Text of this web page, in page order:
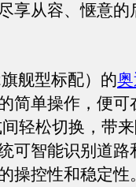
享从容、惬意的
舰型标配）的
简单操作，便可
轻松切换，带
可智能识别道路
操控性和稳定性